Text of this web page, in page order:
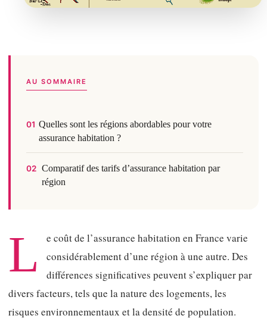
AU SOMMAIRE
01 Quelles sont les régions abordables pour votre
assurance habitation ?
02
Comparatif des tarifs d’assurance habitation par
région
L
e coût de l’assurance habitation en France varie
considérablement d’une région à une autre. Des
différences significatives peuvent s’expliquer par
divers facteurs, tels que la nature des logements, les
risques environnementaux et la densité de population.